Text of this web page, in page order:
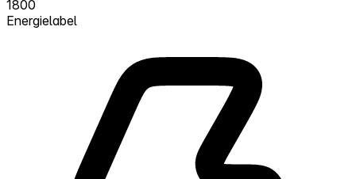
1800
Energielabel